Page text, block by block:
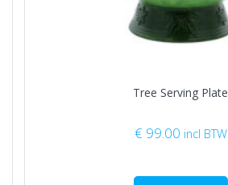
Tree Serving Plate
€ 99.00 incl BTW